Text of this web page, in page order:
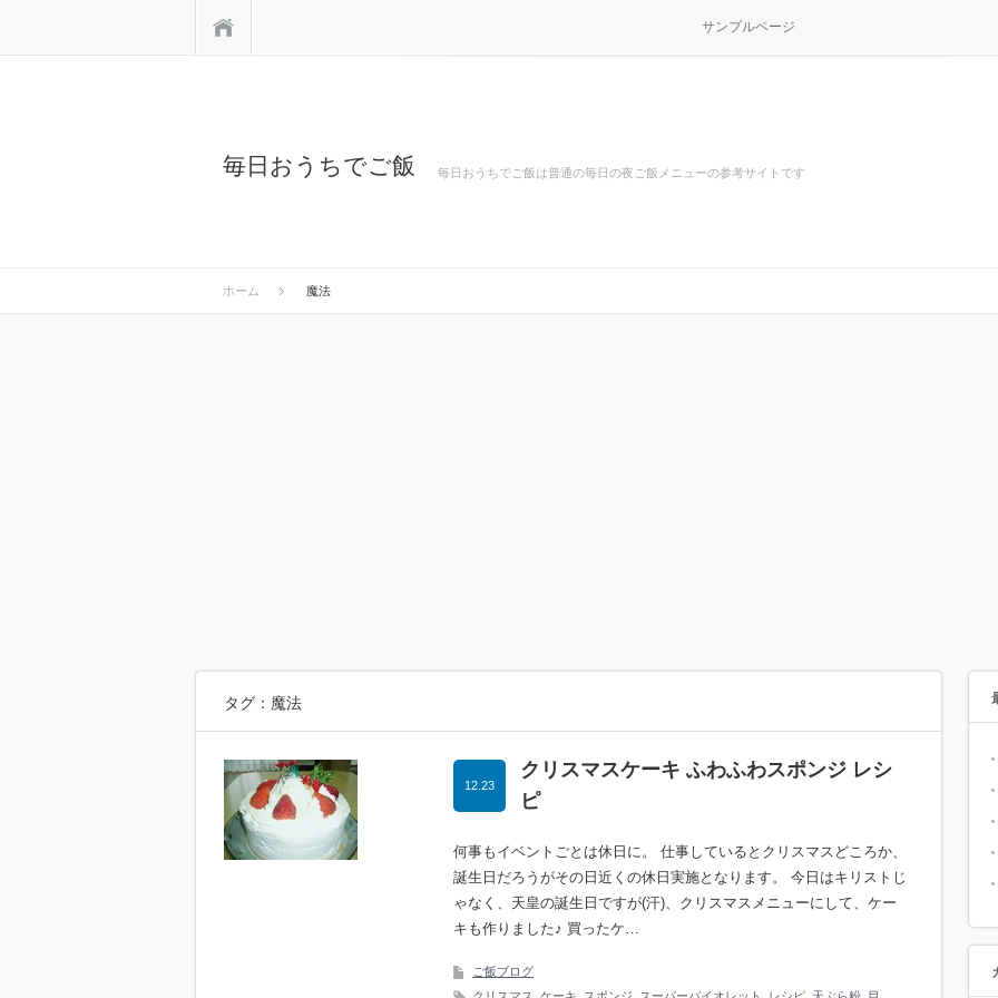
サンプルページ
毎日おうちでご飯 毎日おうちでご飯は普通の毎日の夜ご飯メニューの参考サイトです
ホーム 魔法
タグ：魔法
クリスマスケーキ ふわふわスポンジ レシ
ピ
12.23
何事もイベントごとは休日に。 仕事しているとクリスマスどころか、
誕生日だろうがその日近くの休日実施となります。 今日はキリストじ
ゃなく、天皇の誕生日ですが(汗)、クリスマスメニューにして、ケー
キも作りました♪ 買ったケ…
ご飯ブログ